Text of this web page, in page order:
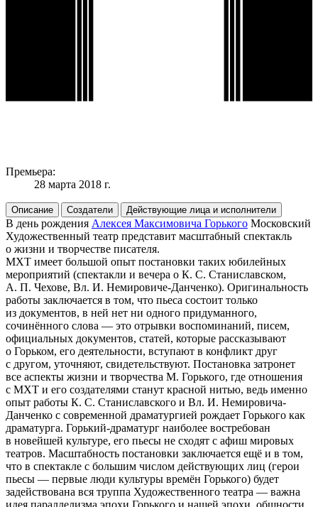
Премьера:
28 марта 2018 г.
Описание Создатели Действующие лица и исполнители
В день рождения Алексея Максимовича Горького Московский
Художественный театр представит масштабный спектакль
о жизни и творчестве писателя.
МХТ имеет большой опыт постановки таких юбилейных
мероприятий (спектакли и вечера о К. С. Станиславском,
А. П. Чехове, Вл. И. Немировиче-Данченко). Оригинальность
работы заключается в том, что пьеса состоит только
из документов, в ней нет ни одного придуманного,
сочинённого слова — это отрывки воспоминаний, писем,
официальных документов, статей, которые рассказывают
о Горьком, его деятельности, вступают в конфликт друг
с другом, уточняют, свидетельствуют. Постановка затронет
все аспекты жизни и творчества М. Горького, где отношения
с МХТ и его создателями станут красной нитью, ведь именно
опыт работы К. С. Станиславского и Вл. И. Немировича-
Данченко с современной драматургией рождает Горького как
драматурга. Горький-драматург наиболее востребован
в новейшей культуре, его пьесы не сходят с афиш мировых
театров. Масштабность постановки заключается ещё и в том,
что в спектакле с большим числом действующих лиц (герои
пьесы — первые люди культуры времён Горького) будет
задействована вся труппа Художественного театра — важна